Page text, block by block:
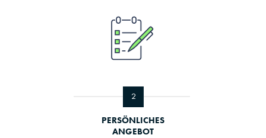
2
PERSÖNLICHES
ANGEBOT